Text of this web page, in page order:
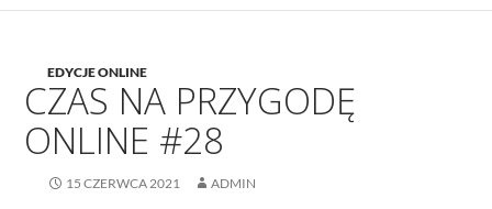
EDYCJE ONLINE
CZAS NA PRZYGODĘ
ONLINE #28
15 CZERWCA 2021 ADMIN